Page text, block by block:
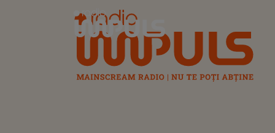
Radio Impuls